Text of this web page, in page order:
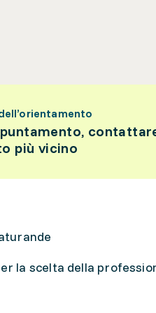
più vicino
la scelta della